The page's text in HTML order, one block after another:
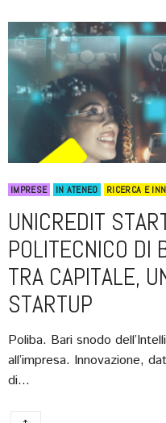
IMPRESE IN ATENEO RICERCA E
UNICREDIT
POLITECNICO DI
TRA CAPITALE,
STARTUP
Poliba. Bari snodo
all’impresa. Innovazione,
di…